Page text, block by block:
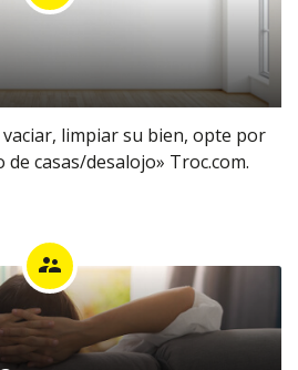
limpiar su bien, opte por
de casas/desalojo» Troc.com.
supervisor_account